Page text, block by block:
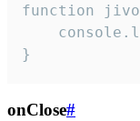
function
}
onClose#